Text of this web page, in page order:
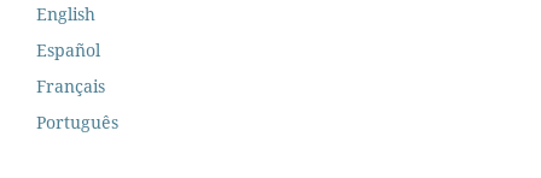
English
Español
Français
Português